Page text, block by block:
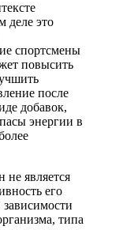
деле это
спортсмены
повысить
после
добавок,
энергии в
не является
его
типа